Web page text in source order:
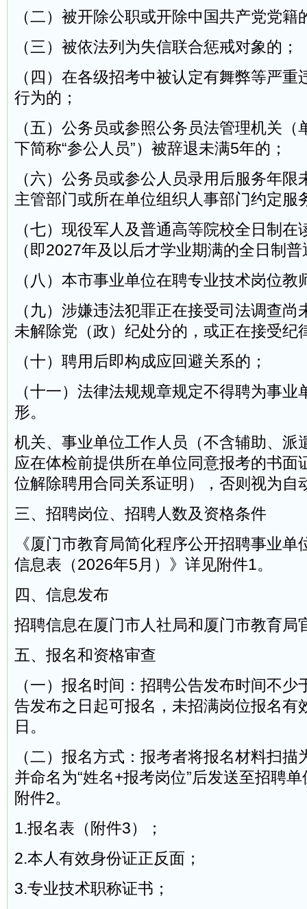
（二）被开除公职或开除中国共产党党籍
（三）被依法列为失信联合惩戒对象的；
（四）在各级招考中被认定有舞弊等严
行为的；
（五）公务员或参照公务员法管理机关
下简称“参公人员”）被辞退未满5年的；
（六）公务员或参公人员录用后服务年
主管部门或所在单位组织人事部门约定服
（七）现役军人及普通高等院校全日制在
（即2027年及以后才学业期满的全日制
（八）本市事业单位在聘专业技术岗位教
（九）涉嫌违法犯罪正在接受司法调查
未解除党（政）纪处分的，或正在接受纪
（十）聘用后即构成应回避关系的；
（十一）法律法规规章规定不得聘为事业
形。
机关、事业单位工作人员（不含辅助、派
应在体检前提供所在单位同意报考的书面
位解除聘用合同关系证明），否则视为自
三、招聘岗位、招聘人数及资格条件
《厦门市教育局简化程序公开招聘事业
信息表（2026年5月）》详见附件1。
四、信息发布
招聘信息在厦门市人社局和厦门市教育局
五、报名和资格审查
（一）报名时间：招聘公告发布时间不少
告发布之日起可报名，未招满岗位报名有
日。
（二）报名方式：报考者将报名材料扫
并命名为“姓名+报考岗位”后发送至招聘
附件2。
1.报名表（附件3）；
2.本人有效身份证正反面；
3.专业技术职称证书；